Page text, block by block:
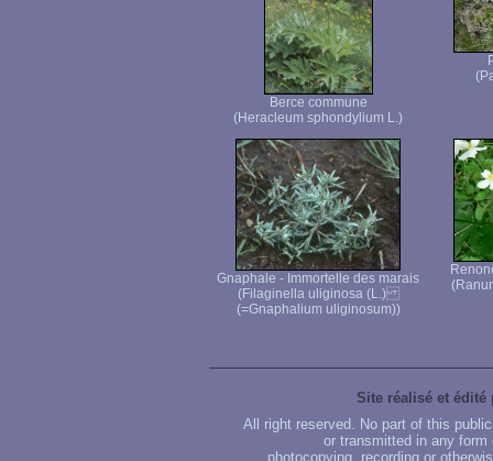
Berce commune
(Heracleum sphondylium L.)
Gnaphale - Immortelle des marais
(Filaginella uliginosa (L.)
(=Gnaphalium uliginosum))
Site réalisé et édité
All right reserved. No part of this
or transmitted in any
photocopying, recording or